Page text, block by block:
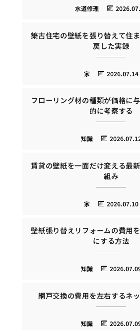
水道修理
築古住宅の壁紙を張り替えて住
戻した実録
2026.07.14
家
フローリング材の種類が価格に
的に考察する
知識
賃貸の壁紙を一面だけ変える最
組み
2026.07.10
家
壁紙張り替えリフォームの費用
にする方法
知識
網戸交換の費用を左右するネ
知識